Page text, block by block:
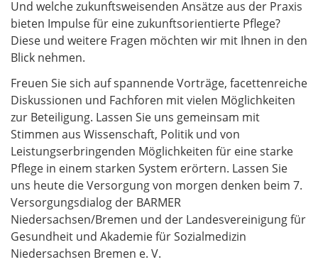
Und welche zukunftsweisenden Ansätze aus der Praxis
bieten Impulse für eine zukunftsorientierte Pflege?
Diese und weitere Fragen möchten wir mit Ihnen in den
Blick nehmen.
Freuen Sie sich auf spannende Vorträge, facettenreiche
Diskussionen und Fachforen mit vielen Möglichkeiten
zur Beteiligung. Lassen Sie uns gemeinsam mit
Stimmen aus Wissenschaft, Politik und von
Leistungserbringenden Möglichkeiten für eine starke
Pflege in einem starken System erörtern. Lassen Sie
uns heute die Versorgung von morgen denken beim 7.
Versorgungsdialog der BARMER
Niedersachsen/Bremen und der Landesvereinigung für
Gesundheit und Akademie für Sozialmedizin
Niedersachsen Bremen e. V.